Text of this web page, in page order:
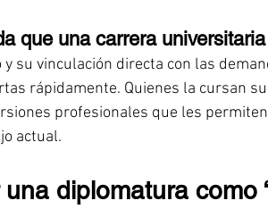
que una carrera universitaria
su vinculación directa con las
rápidamente. Quienes la cursan
profesionales que les
actual.
diplomatura como